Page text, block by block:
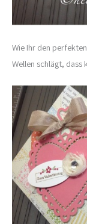
Wie Ihr den
Wellen schlägt, dass